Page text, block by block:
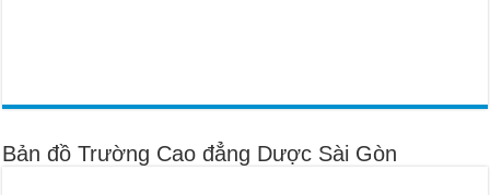
Bản đồ Trường Cao đẳng Dược Sài Gòn